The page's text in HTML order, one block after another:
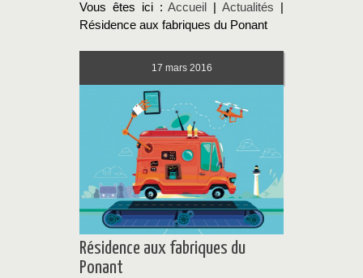
Vous êtes ici :Accueil |Actualités
Résidence aux fabriques du Ponant
17 mars 2016
Résidence aux fabriques du
Ponant